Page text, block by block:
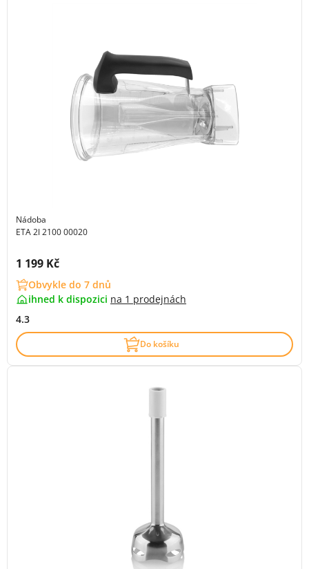
Nádoba
ETA 2l 2100 00020
Cena s DPH:
1 199 Kč
Obvykle do 7 dnů
ihned k dispozici na 1 prodejnách
4.3
Do košíku